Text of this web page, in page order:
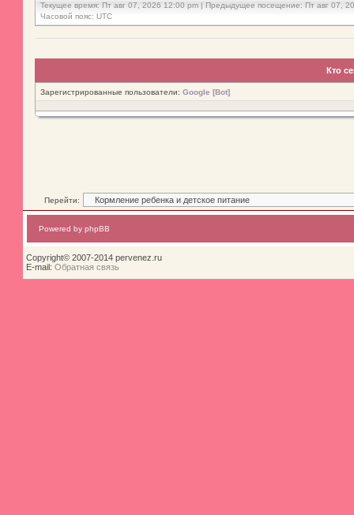
Текущее время: Пт авг 07, 2026 12:00 pm | Предыдущее посещение: Пт авг 07,
Часовой пояс: UTC
Кто
Зарегистрированные пользователи: Google [Bot]
Перейти:
Powered by phpBB
Copyright© 2007-2014 pervenez.ru
E-mail: Обратная связь